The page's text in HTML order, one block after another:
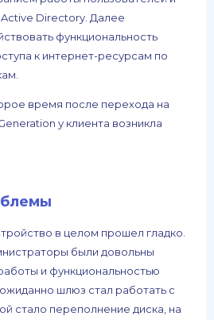
Directory. Далее
функциональность
к интернет-ресурсам по
время после перехода на
у клиента возникла
в целом прошел гладко.
были довольны
и функциональностью
шлюз стал работать с
стало переполнение диска, на